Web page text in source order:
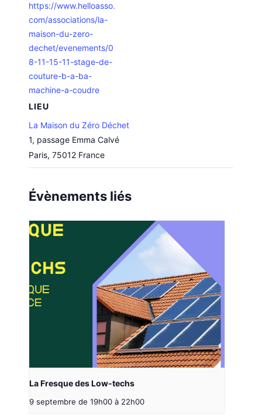
https://www.helloasso.
com/associations/la-
maison-du-zero-
dechet/evenements/0
8-11-15-11-stage-de-
couture-b-a-ba-
machine-a-coudre
LIEU
La Maison du Zéro Déchet
1, passage Emma Calvé
Paris, 75012 France
Évènements liés
La Fresque des Low-techs
9 septembre de 19h00 à 22h00